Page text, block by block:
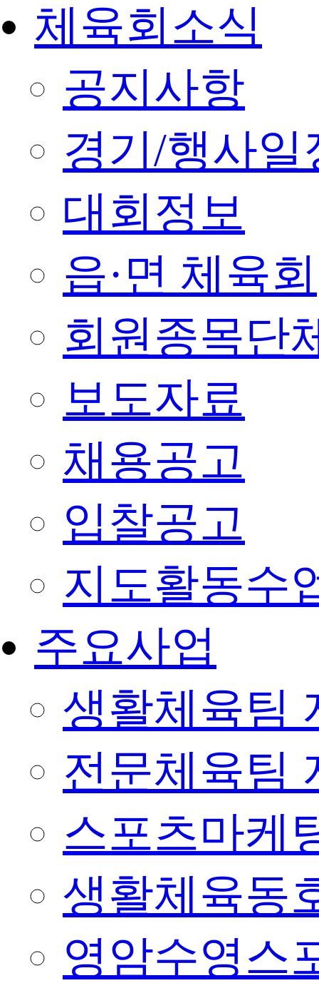
체육회소식
공지사항
경기/행사일
대회정보
읍·면 체육회
회원종목단
보도자료
채용공고
입찰공고
지도활동수
주요사업
생활체육팀
전문체육팀
스포츠마케
생활체육동
영암수영스